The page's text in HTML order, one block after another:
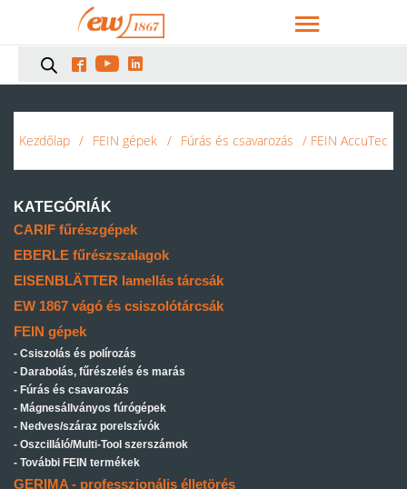
  
Kezdőlap / FEIN gépek / Fúrás és csavarozás / FEIN AccuTec
KATEGÓRIÁK
CARIF fűrészgépek
EBERLE fűrészszalagok
EISENBLÄTTER lamellás tárcsák
EW 1867 vágó és csiszolótárcsák
FEIN gépek
Csiszolás és polírozás
Darabolás, fűrészelés és marás
Fúrás és csavarozás
Mágnesállványos fúrógépek
Nedves/száraz porelszívók
Oszcilláló/Multi-Tool szerszámok
További FEIN termékek
GERIMA - professzionális élletörés